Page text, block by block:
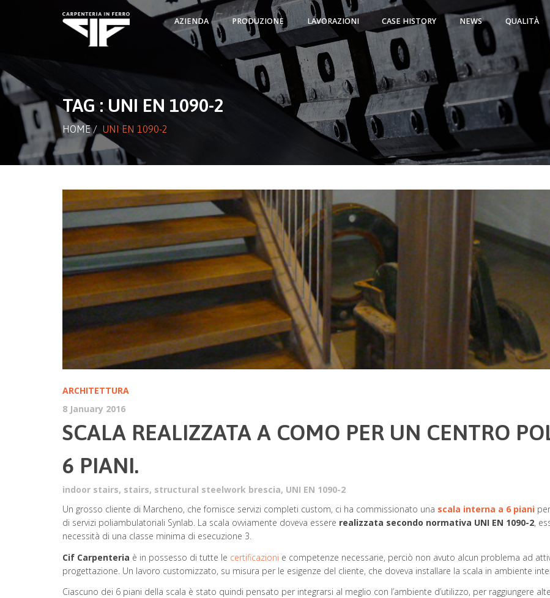
AZIENDA PRODUZIONE LAVORAZIONI CASE HISTORY NEWS QUALITÀ
TAG : UNI EN 1090-2
HOME/ UNI EN 1090-2
ARCHITETTURA
8 January 2016
SCALA REALIZZATA A COMO PER UN CENTRO
6 PIANI.
indoor stairs, stairs, structural steelwork brescia, UNI EN 1090-2
Un grosso cliente di Marcheno, che fornisce servizi completi custom, ci ha commissionato una scala interna a 6 piani
di servizi poliambulatoriali Synlab. La scala ovviamente doveva essere realizzata secondo normativa UNI EN 1090-2,
necessità di una classe minima di esecuzione 3.
Cif Carpenteria è in possesso di tutte le certificazioni e competenze necessarie, perciò non avuto alcun problema ad
progettazione. Un lavoro customizzato, su misura per le esigenze del cliente, che doveva installare la scala in ambiente
Ciascuno dei 6 piani della scala è stato quindi pensato per integrarsi al meglio con l’ambiente d’utilizzo, per raggiungere